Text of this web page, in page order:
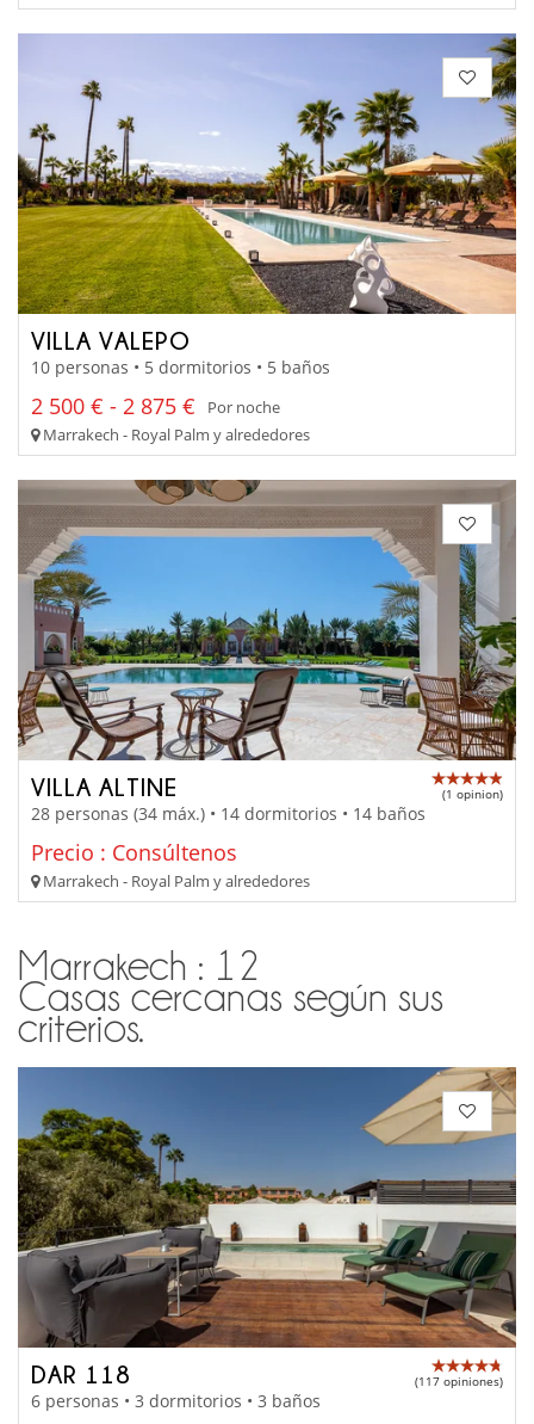
VILLA VALEPO
10 personas • 5 dormitorios • 5 baños
2 500 € - 2 875 €
Por noche
Marrakech - Royal Palm y alrededores
VILLA ALTINE (1 opinion)
28 personas (34 máx.) • 14 dormitorios • 14 baños
Precio : Consúltenos
Marrakech - Royal Palm y alrededores
Marrakech : 12
Casas cercanas según sus
criterios.
DAR 118 (117 opiniones)
6 personas • 3 dormitorios • 3 baños